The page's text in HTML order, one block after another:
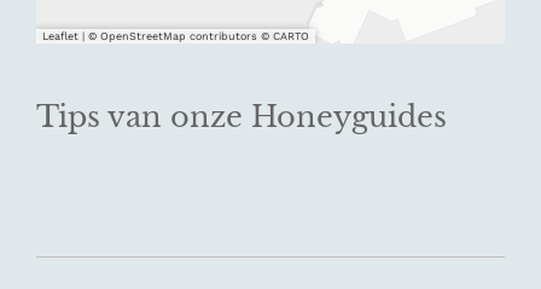
Tips van onze Honeyguides
Leaflet | © OpenStreetMap contributors © CARTO